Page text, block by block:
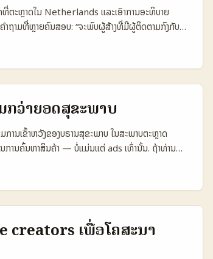
ຕະຫຼາດໃນ Netherlands ແລະເອົາການອະທິບາຍ
ຖາມທີ່ຫຼາຍຄົນສອບ: “ຈະພົບຜູ້ສ້າງທີ່ມີຜູ້ຕິດຕາມກົງກັບ
ເປັນແຜນການປະຕິບັດສັ້ນໆ ສໍາລັບຜູ້ປະກອບການໃນ
ຫ້ຕອບໂຕກັບຕະຫຼາດ Netherlands. ຕອນນີ້ຕ້ອງ
ຕົວແລະການປ່ຽນແປງຕັ້ງແຕ່ 2025–2026 (ເຊັ່ນຂ່າວ
ຫດການພວກນີ້ເຮັດໃຫ້ມີຄົນສ້າງທີ່ເປັນ HBO Max
າເຊື່ອມຕໍ່ສິນຄ້າ. 📊 ຕາຕະລາງ Snapshot: ການ
🧩 Metric Instagram Creator (NL)
Active Followers (avg) 35.000 28.000
💶 Avg Fee per Promo €300 €250
Long reviews／unboxings 🔧 Tools
Shorts, Description links ຕາຕະລາງ
reach, ຂໍ້ດີຂອງ YouTube ແມ່ນຄວາມໜາແລະ
ແມ່ນສະເໜີຄວາມສະເຫຼີມສະເຫຼີມແບບວິຊວອລສໍາ
ກວ່າຍອດສຸຂະພາບ
ນເຂົ້າຫວັງຂອງບຣານສຸຂະພາບ ໃນສະພາບຕະຫຼາດ
ານຄົ້ນຫາສິນຄ້າ — ບໍ່ແມ່ນແຕ່ ads ເທົ່ານັ້ນ. ຖ້າທ່ານ
ນຮ່ວມງານກັບ Hulu creators (ທີ່ຫຼາຍເຂົາແມ່ນຜູ້ສ້າງ
າ. YouTube ແລະຕະຫຼາດ shopping creator ໃນ
ນສ່ວນສຳຄັນຕໍ່ GDP ຂອງອິນເດຍ ແລະ shopping-
Summit, Reference Content). ນີ້ແມ່ນ
partnerships ຈະເຮັດໃຫ້ການຂາຍສິນຄ້າສຸຂະພາບ
ະຈຸບັນ ຈະສອບວິທີຈັດຫາ, ປິດການປະຕິບັດ, ແລະການວັງ
ແລະມີການປະທານຂໍ້ມູນຈາກ YouTube ແລະ
creators ເພື່ອໂຄສະນາ